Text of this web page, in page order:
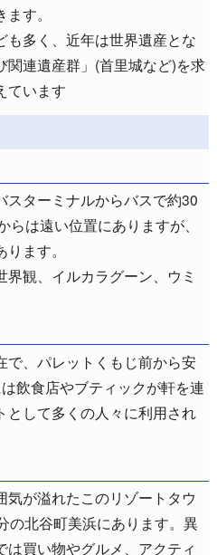
す。
多く、近年は世界遺産とな
関連遺産群」(首里城など)を求
ています
スターミナルからバスで約30
は遠い位置にありますが、
ます。
観、イルカラグーン、ウミ
で、パレットくもじ前から安
飲食店やブティックが軒を連
として多くの人々に利用され
が溢れたこのリゾートタウ
の北谷町美浜にあります。異
買い物やグルメ、アクティ